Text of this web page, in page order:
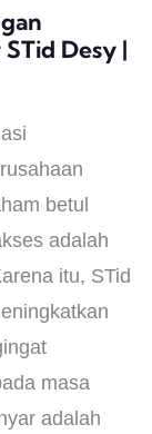
Desy |
betul
adalah
itu, STid
masa
adalah